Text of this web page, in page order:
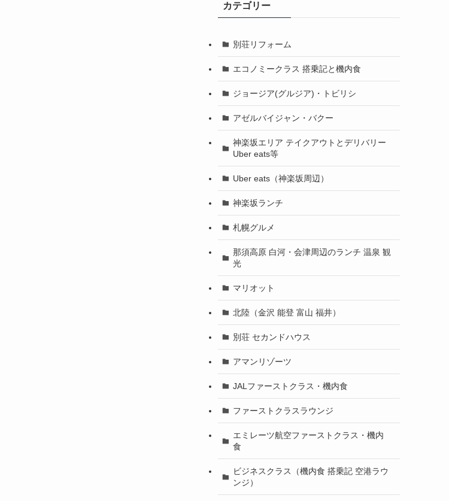
カテゴリー
別荘リフォーム
エコノミークラス 搭乗記と機内食
ジョージア(グルジア)・トビリシ
アゼルバイジャン・バクー
神楽坂エリア テイクアウトとデリバリー
Uber eats等
Uber eats（神楽坂周辺）
神楽坂ランチ
札幌グルメ
那須高原 白河・会津周辺のランチ 温泉 観
光
マリオット
北陸（金沢 能登 富山 福井）
別荘 セカンドハウス
アマンリゾーツ
JALファーストクラス・機内食
ファーストクラスラウンジ
エミレーツ航空ファーストクラス・機内
食
ビジネスクラス（機内食 搭乗記 空港ラウ
ンジ）